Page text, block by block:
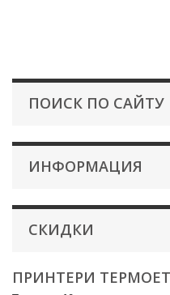
ПОИСК ПО САЙТУ
ИНФОРМАЦИЯ
СКИДКИ
ПРИНТЕРИ